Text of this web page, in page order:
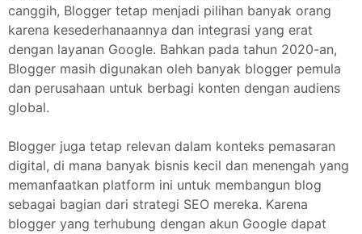
canggih, Blogger tetap menjadi pilihan banyak orang
karena kesederhanaannya dan integrasi yang erat
dengan layanan Google. Bahkan pada tahun 2020-an,
Blogger masih digunakan oleh banyak blogger pemula
dan perusahaan untuk berbagi konten dengan audiens
global.
Blogger juga tetap relevan dalam konteks pemasaran
digital, di mana banyak bisnis kecil dan menengah yang
memanfaatkan platform ini untuk membangun blog
sebagai bagian dari strategi SEO mereka. Karena
blogger yang terhubung dengan akun Google dapat